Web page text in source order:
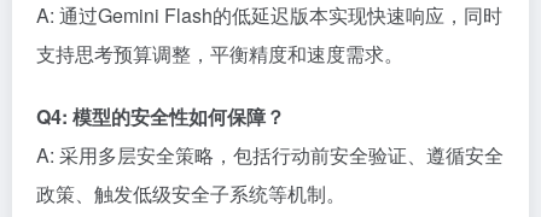
A: 通过Gemini Flash的低延迟版本实现快速响应，同时
支持思考预算调整，平衡精度和速度需求。
Q4: 模型的安全性如何保障？
A: 采用多层安全策略，包括行动前安全验证、遵循安全
政策、触发低级安全子系统等机制。